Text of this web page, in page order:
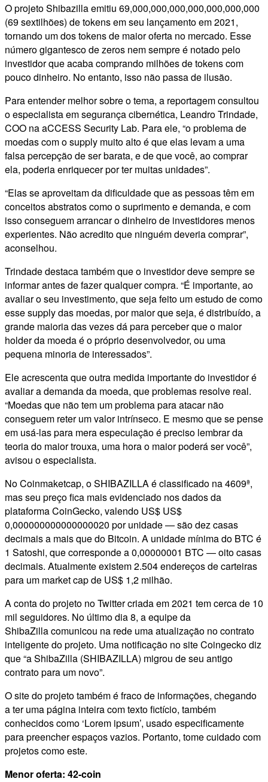
O projeto Shibazilla emitiu 69,000,000,000,000,000,000,000
(69 sextilhões) de tokens em seu lançamento em 2021,
tornando um dos tokens de maior oferta no mercado. Esse
número gigantesco de zeros nem sempre é notado pelo
investidor que acaba comprando milhões de tokens com
pouco dinheiro. No entanto, isso não passa de ilusão.
Para entender melhor sobre o tema, a reportagem consultou
o especialista em segurança cibernética, Leandro Trindade,
COO na aCCESS Security Lab. Para ele, “o problema de
moedas com o supply muito alto é que elas levam a uma
falsa percepção de ser barata, e de que você, ao comprar
ela, poderia enriquecer por ter muitas unidades”.
“Elas se aproveitam da dificuldade que as pessoas têm em
conceitos abstratos como o suprimento e demanda, e com
isso conseguem arrancar o dinheiro de investidores menos
experientes. Não acredito que ninguém deveria comprar”,
aconselhou.
Trindade destaca também que o investidor deve sempre se
informar antes de fazer qualquer compra. “É importante, ao
avaliar o seu investimento, que seja feito um estudo de como
esse supply das moedas, por maior que seja, é distribuído, a
grande maioria das vezes dá para perceber que o maior
holder da moeda é o próprio desenvolvedor, ou uma
pequena minoria de interessados”.
Ele acrescenta que outra medida importante do investidor é
avaliar a demanda da moeda, que problemas resolve real.
“Moedas que não tem um problema para atacar não
conseguem reter um valor intrínseco. E mesmo que se pense
em usá-las para mera especulação é preciso lembrar da
teoria do maior trouxa, uma hora o maior poderá ser você”,
avisou o especialista.
No Coinmaketcap, o SHIBAZILLA é classificado na 4609ª,
mas seu preço fica mais evidenciado nos dados da
plataforma CoinGecko, valendo US$ US$
0,000000000000000020 por unidade — são dez casas
decimais a mais que do Bitcoin. A unidade mínima do BTC é
1 Satoshi, que corresponde a 0,00000001 BTC — oito casas
decimais. Atualmente existem 2.504 endereços de carteiras
para um market cap de US$ 1,2 milhão.
A conta do projeto no Twitter criada em 2021 tem cerca de 10
mil seguidores. No último dia 8, a equipe da
ShibaZilla comunicou na rede uma atualização no contrato
inteligente do projeto. Uma notificação no site Coingecko diz
que “a ShibaZilla (SHIBAZILLA) migrou de seu antigo
contrato para um novo”.
O site do projeto também é fraco de informações, chegando
a ter uma página inteira com texto fictício, também
conhecidos como ‘Lorem ipsum’, usado especificamente
para preencher espaços vazios. Portanto, tome cuidado com
projetos como este.
Menor oferta: 42-coin